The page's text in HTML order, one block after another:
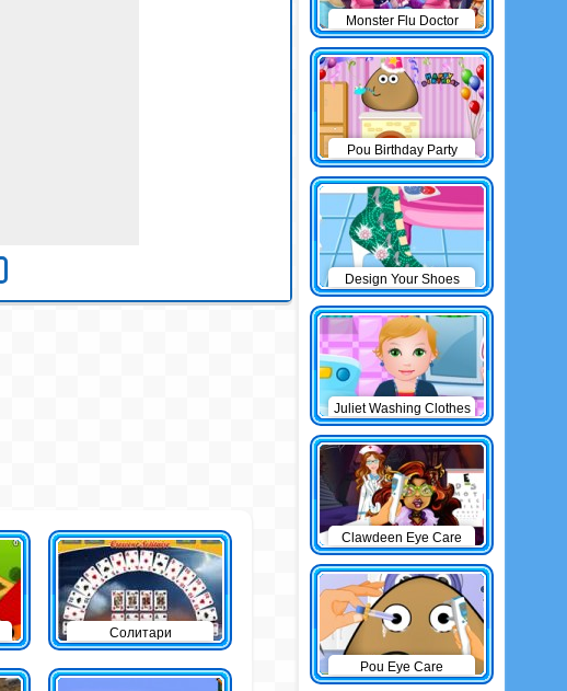
Солитари
Monster Flu Doctor
Pou Birthday Party
Design Your Shoes
Juliet Washing Clothes
Clawdeen Eye Care
Pou Eye Care